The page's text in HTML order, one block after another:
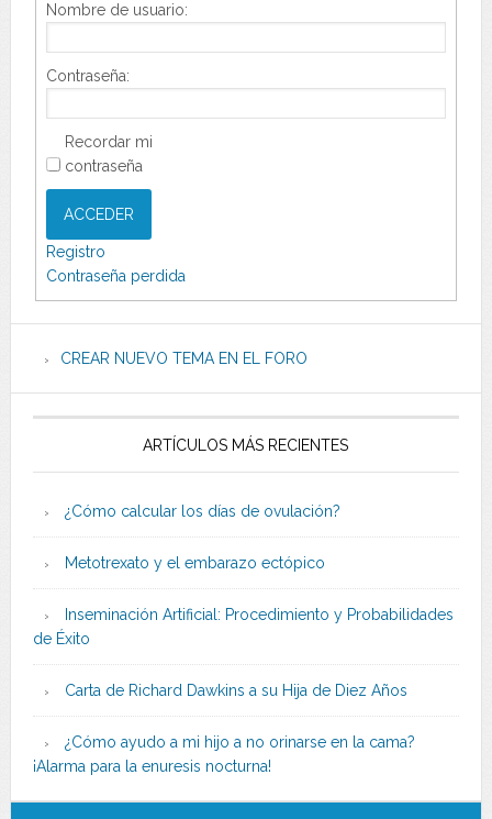
Nombre de usuario:
Contraseña:
Recordar mi
contraseña
ACCEDER
Registro
Contraseña perdida
CREAR NUEVO TEMA EN EL FORO
ARTÍCULOS MÁS RECIENTES
¿Cómo calcular los días de ovulación?
Metotrexato y el embarazo ectópico
Inseminación Artificial: Procedimiento y Probabilidades
de Éxito
Carta de Richard Dawkins a su Hija de Diez Años
¿Cómo ayudo a mi hijo a no orinarse en la cama?
¡Alarma para la enuresis nocturna!